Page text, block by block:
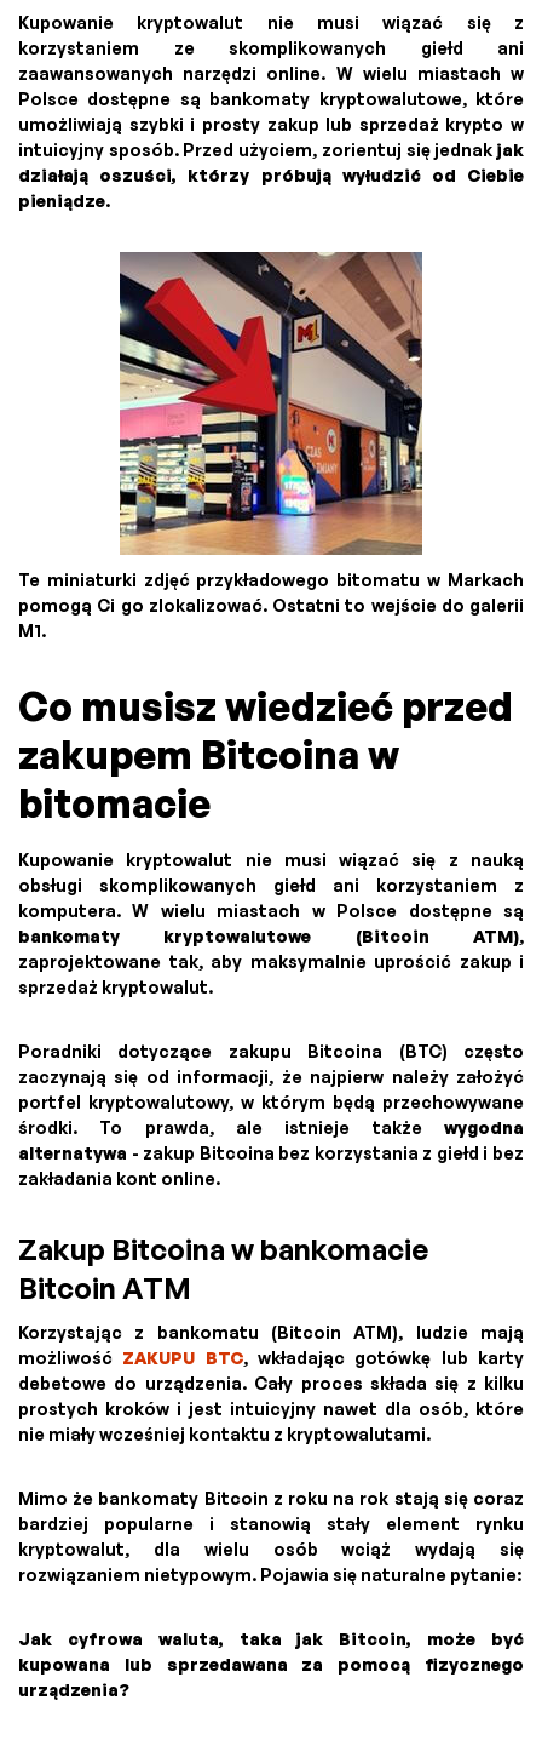
Kupowanie kryptowalut nie musi wiązać się z
korzystaniem ze skomplikowanych giełd ani
zaawansowanych narzędzi online. W wielu miastach w
Polsce dostępne są bankomaty kryptowalutowe, które
umożliwiają szybki i prosty zakup lub sprzedaż krypto w
intuicyjny sposób. Przed użyciem, zorientuj się jednak jak
działają oszuści, którzy próbują wyłudzić od Ciebie
pieniądze.
Te miniaturki zdjęć przykładowego bitomatu w Markach
pomogą Ci go zlokalizować. Ostatni to wejście do galerii
M1.
Co musisz wiedzieć przed
zakupem Bitcoina w
bitomacie
Kupowanie kryptowalut nie musi wiązać się z nauką
obsługi skomplikowanych giełd ani korzystaniem z
komputera. W wielu miastach w Polsce dostępne są
bankomaty kryptowalutowe (Bitcoin ATM),
zaprojektowane tak, aby maksymalnie uprościć zakup i
sprzedaż kryptowalut.
Poradniki dotyczące zakupu Bitcoina (BTC) często
zaczynają się od informacji, że najpierw należy założyć
portfel kryptowalutowy, w którym będą przechowywane
środki. To prawda, ale istnieje także wygodna
alternatywa - zakup Bitcoina bez korzystania z giełd i bez
zakładania kont online.
Zakup Bitcoina w bankomacie
Bitcoin ATM
Korzystając z bankomatu (Bitcoin ATM), ludzie mają
możliwość ZAKUPU BTC, wkładając gotówkę lub karty
debetowe do urządzenia. Cały proces składa się z kilku
prostych kroków i jest intuicyjny nawet dla osób, które
nie miały wcześniej kontaktu z kryptowalutami.
Mimo że bankomaty Bitcoin z roku na rok stają się coraz
bardziej popularne i stanowią stały element rynku
kryptowalut, dla wielu osób wciąż wydają się
rozwiązaniem nietypowym. Pojawia się naturalne pytanie:
Jak cyfrowa waluta, taka jak Bitcoin, może być
kupowana lub sprzedawana za pomocą fizycznego
urządzenia?